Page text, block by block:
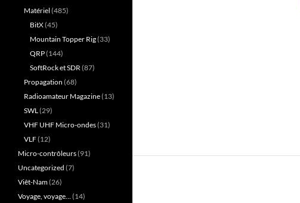
Matériel (485)
BitX(45)
Mountain Topper Rig(33)
QRP(144)
SoftRock et SDR(87)
Propagation (68)
Radioamateur Magazine(13)
SWL(29)
VHF UHF Micro-ondes(31)
VLF(12)
Micro-contrôleurs(91)
Uncategorized (7)
Viêt-Nam(26)
Voyage, voyage…(14)